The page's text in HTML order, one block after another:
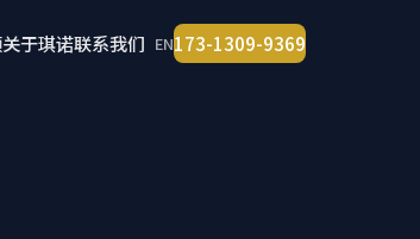
关于琪诺联系我们 EN173-1309-9369